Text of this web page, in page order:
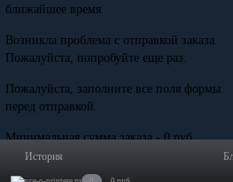
История
ближайшее время
Возникла проблема с отправкой заказа.
Пожалуйста, попробуйте еще раз.
Пожалуйста, заполните все поля формы
перед отправкой.
Минимальная сумма заказа - 0 руб.